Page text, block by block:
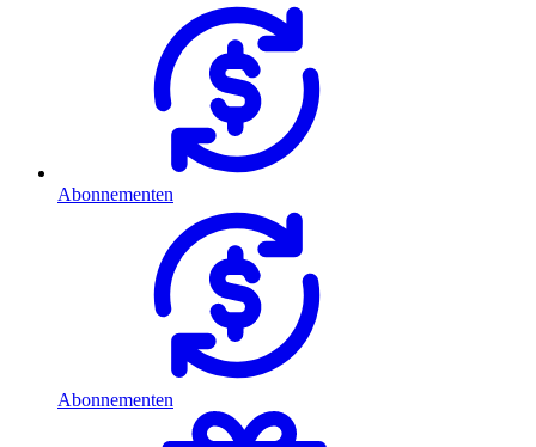
Abonnementen
Abonnementen